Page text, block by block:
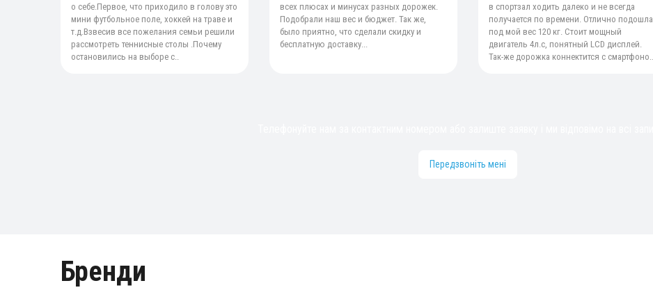
о себе.Первое, что приходило в голову это
мини футбольное поле, хоккей на траве и
т.д.Взвесив все пожелания семьи решили
рассмотреть теннисные столы .Почему
остановились на выборе с..
всех плюсах и минусах разных дорожек.
Подобрали наш вес и бюджет. Так же,
было приятно, что сделали скидку и
бесплатную доставку...
в спортзал ходить далеко и не всегда
получается по времени. Отлично подошла
под мой вес 120 кг. Стоит мощный
двигатель 4л.с, понятный LCD дисплей.
Так-же дорожка коннектится с смартфоно..
Передзвоніть мені